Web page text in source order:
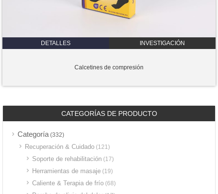
DETALLES INVESTIGACIÓN
Calcetines de compresión
CATEGORÍAS DE PRODUCTO
Categoría(332)
Recuperación & Cuidado (121)
Soporte de rehabilitación (17)
Herramientas de masaje (19)
Caliente & Terapia de frío (68)